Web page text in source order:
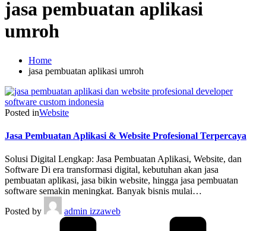
jasa pembuatan aplikasi
umroh
Home
jasa pembuatan aplikasi umroh
Posted inWebsite
Jasa Pembuatan Aplikasi & Website Profesional Terpercaya
Solusi Digital Lengkap: Jasa Pembuatan Aplikasi, Website, dan
Software Di era transformasi digital, kebutuhan akan jasa
pembuatan aplikasi, jasa bikin website, hingga jasa pembuatan
software semakin meningkat. Banyak bisnis mulai…
Posted by
admin izzaweb